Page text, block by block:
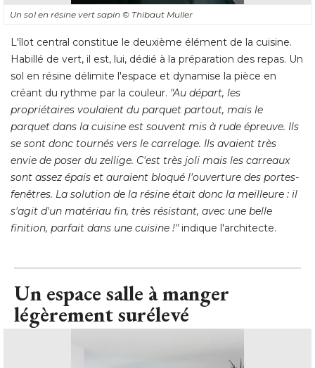
Un sol en résine vert sapin © Thibaut Muller
L'îlot central constitue le deuxième élément de la cuisine.
Habillé de vert, il est, lui, dédié à la préparation des repas. Un
sol en résine délimite l'espace et dynamise la pièce en
créant du rythme par la couleur. "Au départ, les
propriétaires voulaient du parquet partout, mais le
parquet dans la cuisine est souvent mis à rude épreuve. Ils
se sont donc tournés vers le carrelage. Ils avaient très
envie de poser du zellige. C'est très joli mais les carreaux
sont assez épais et auraient bloqué l'ouverture des portes-
fenêtres. La solution de la résine était donc la meilleure : il
s'agit d'un matériau fin, très résistant, avec une belle
finition, parfait dans une cuisine !" indique l'architecte.
Un espace salle à manger
légèrement surélevé